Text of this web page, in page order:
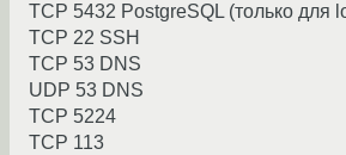
TCP 5432 PostgreSQL (только для
TCP 22 SSH
TCP 53 DNS
UDP 53 DNS
TCP 5224
TCP 113